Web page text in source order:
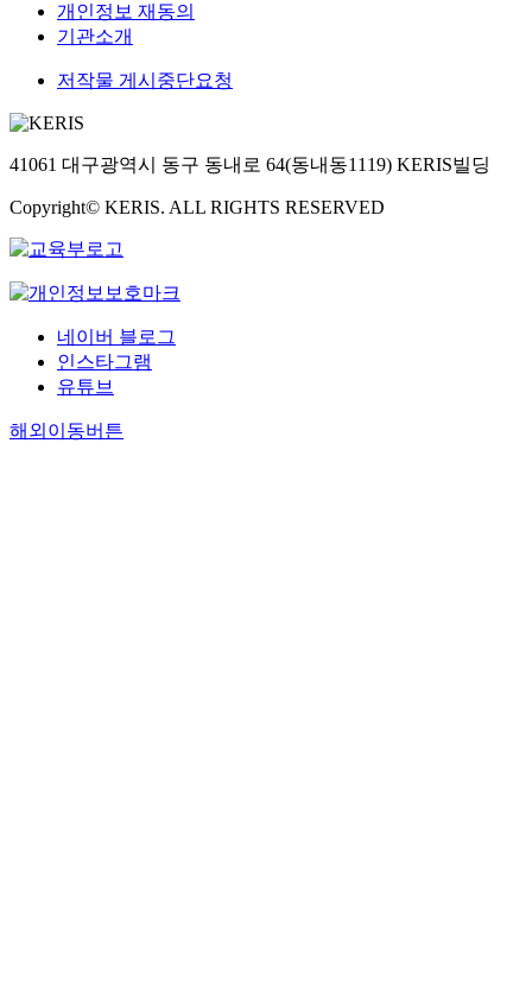
개인정보 재동의
기관소개
저작물 게시중단요청
41061 대구광역시 동구 동내로 64(동내동1119) KERIS빌딩
Copyright© KERIS. ALL RIGHTS RESERVED
네이버 블로그
인스타그램
유튜브
해외이동버튼